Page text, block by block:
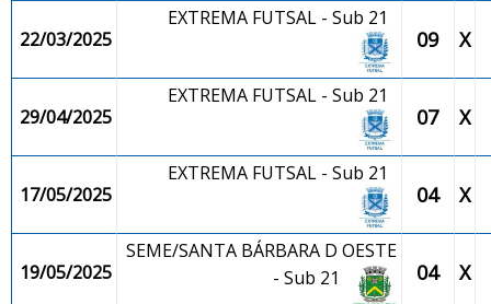
22/03/2025
EXTREMA FUTSAL - Sub 21
09 X
29/04/2025
EXTREMA FUTSAL - Sub 21
07 X
17/05/2025
EXTREMA FUTSAL - Sub 21
04 X
19/05/2025
SEME/SANTA BÁRBARA D OESTE
- Sub 21
04 X